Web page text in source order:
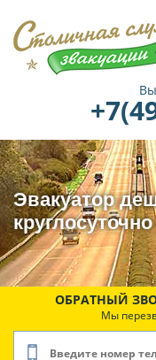
Эвакуатор
круглосуточно
ОБРАТНЫЙ
Мы